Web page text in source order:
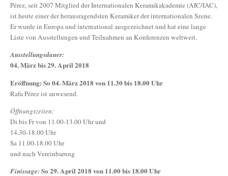
Pérez, seit 2007 Mitglied der Internationalen Keramikakademie (AIC/IAC),
ist heute einer der herausragendsten Keramiker der internationalen Szene.
Er wurde in Europa und international ausgezeichnet und hat eine lange
Liste von Ausstellungen und Teilnahmen an Konferenzen weltweit.
Ausstellungsdauer:
04. März bis 29. April 2018
Eröffnung: So 04. März 2018 von 11.30 bis 18.00 Uhr
Rafa Pérez ist anwesend.
Öffnungszeiten:
Di bis Fr von 11.00-13.00 Uhr und
14.30-18.00 Uhr
Sa 11.00-18.00 Uhr
und nach Vereinbarung
Finissage:So 29. April 2018 von 11.00 bis 18.00 Uhr